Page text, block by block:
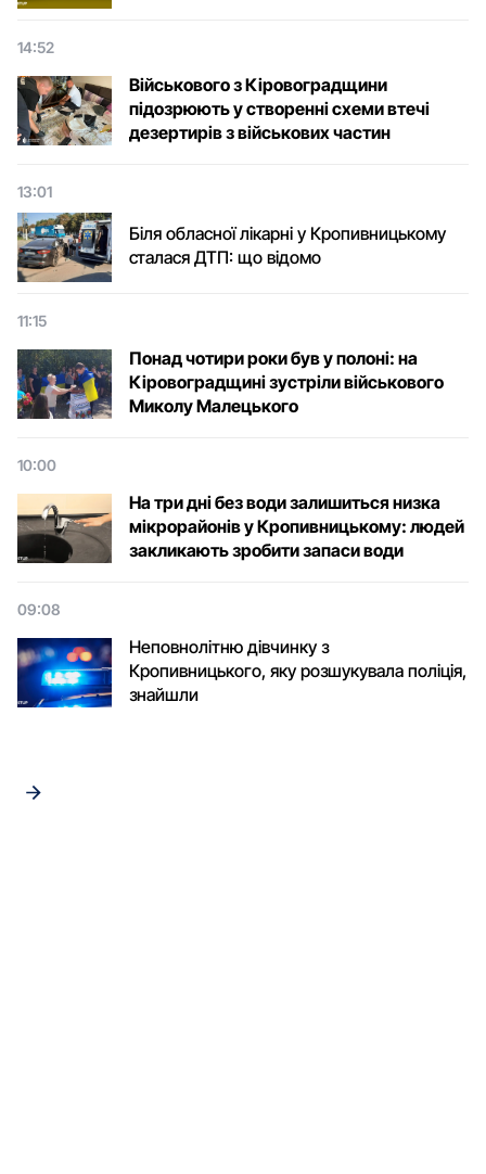
14:52
Військового з Кіровоградщини
підозрюють у створенні схеми втечі
дезертирів з військових частин
13:01
Біля обласної лікарні у Кропивницькому
сталася ДТП: що відомо
11:15
Понад чотири роки був у полоні: на
Кіровоградщині зустріли військового
Микoлу Малецькoгo
10:00
На три дні без води залишиться низка
мікрорайонів у Кропивницькому: людей
закликають зробити запаси води
09:08
Неповнолітню дівчинку з
Кропивницького, яку розшукувала поліція,
знайшли